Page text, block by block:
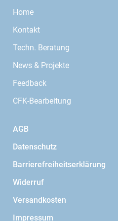
Home
Kontakt
Techn. Beratung
News & Projekte
Feedback
CFK-Bearbeitung
AGB
Datenschutz
Barrierefreiheitserklärung
Widerruf
Versandkosten
Impressum